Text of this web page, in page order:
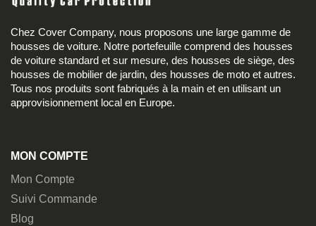
Chez Cover Company, nous proposons une large gamme de
housses de voiture. Notre portefeuille comprend des housses
de voiture standard et sur mesure, des housses de siège, des
housses de mobilier de jardin, des housses de moto et autres.
Tous nos produits sont fabriqués à la main et en utilisant un
approvisionnement local en Europe.
MON COMPTE
Mon Compte
Suivi Commande
Blog